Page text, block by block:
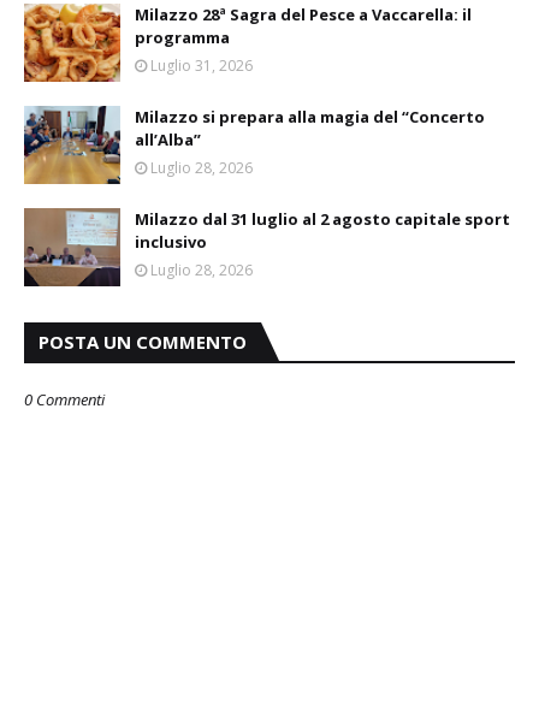
Milazzo 28ª Sagra del Pesce a Vaccarella: il
programma
Luglio 31, 2026
Milazzo si prepara alla magia del “Concerto
all’Alba”
Luglio 28, 2026
Milazzo dal 31 luglio al 2 agosto capitale sport
inclusivo
Luglio 28, 2026
POSTA UN COMMENTO
0 Commenti